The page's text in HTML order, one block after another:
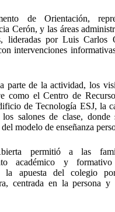
de Orientación,
Cerón, y las áreas
lideradas por Luis Carlos
intervenciones
parte de la actividad, los
como el Centro de
de Tecnología ESJ, la
salones de clase, donde
modelo de enseñanza
permitió a las
académico y
la apuesta del colegio
centrada en la persona